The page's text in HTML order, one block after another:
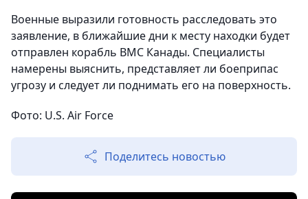
Военные выразили готовность расследовать это
заявление, в ближайшие дни к месту находки будет
отправлен корабль ВМС Канады. Специалисты
намерены выяснить, представляет ли боеприпас
угрозу и следует ли поднимать его на поверхность.
Фото: U.S. Air Force
Поделитесь новостью